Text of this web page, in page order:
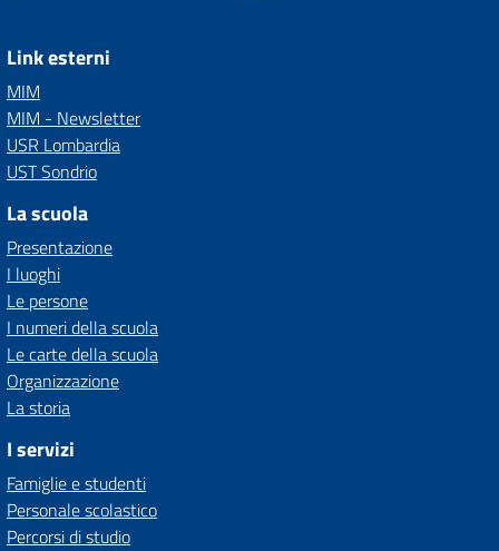
Link esterni
MIM
MIM - Newsletter
USR Lombardia
UST Sondrio
La scuola
Presentazione
I luoghi
Le persone
I numeri della scuola
Le carte della scuola
Organizzazione
La storia
I servizi
Famiglie e studenti
Personale scolastico
Percorsi di studio